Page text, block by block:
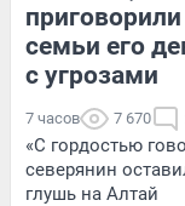
семьи его
с угрозами
7 часов 7 670
«С гордостью
северянин
глушь на Алтай